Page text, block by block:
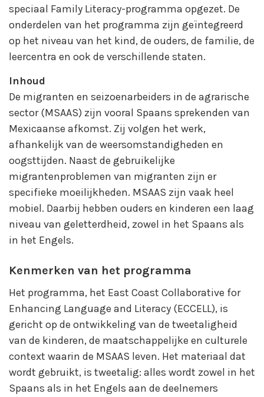
speciaal Family Literacy-programma opgezet. De
onderdelen van het programma zijn geïntegreerd
op het niveau van het kind, de ouders, de familie, de
leercentra en ook de verschillende staten.
Inhoud
De migranten en seizoenarbeiders in de agrarische
sector (MSAAS) zijn vooral Spaans sprekenden van
Mexicaanse afkomst. Zij volgen het werk,
afhankelijk van de weersomstandigheden en
oogsttijden. Naast de gebruikelijke
migrantenproblemen van migranten zijn er
specifieke moeilijkheden. MSAAS zijn vaak heel
mobiel. Daarbij hebben ouders en kinderen een laag
niveau van geletterdheid, zowel in het Spaans als
in het Engels.
Kenmerken van het programma
Het programma, het East Coast Collaborative for
Enhancing Language and Literacy (ECCELL), is
gericht op de ontwikkeling van de tweetaligheid
van de kinderen, de maatschappelijke en culturele
context waarin de MSAAS leven. Het materiaal dat
wordt gebruikt, is tweetalig: alles wordt zowel in het
Spaans als in het Engels aan de deelnemers